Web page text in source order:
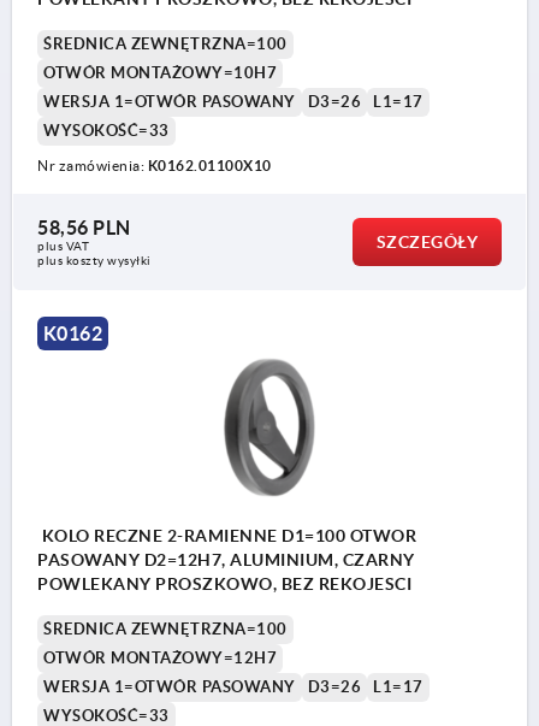
ŚREDNICA ZEWNĘTRZNA=100
OTWÓR MONTAŻOWY=10H7
WERSJA 1=OTWÓR PASOWANY
D3=26
L1=17
WYSOKOŚĆ=33
Nr zamówienia: K0162.01100X10
58,56 PLN
plus VAT
plus koszty wysyłki
SZCZEGÓŁY
K0162
KOLO RECZNE 2-RAMIENNE D1=100 OTWOR
PASOWANY D2=12H7, ALUMINIUM, CZARNY
POWLEKANY PROSZKOWO, BEZ REKOJESCI
ŚREDNICA ZEWNĘTRZNA=100
OTWÓR MONTAŻOWY=12H7
WERSJA 1=OTWÓR PASOWANY
D3=26
L1=17
WYSOKOŚĆ=33